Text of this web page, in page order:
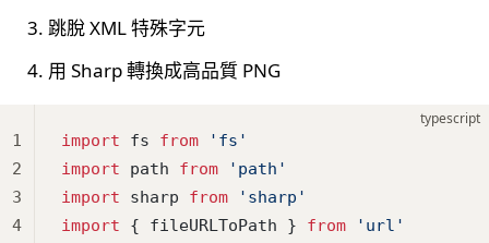
跳脫 XML 特殊字元
用 Sharp 轉換成高品質 PNG
typescript
import fs from 'fs'
import path from 'path'
import sharp from 'sharp'
import { fileURLToPath } from 'url'
1
2
3
4